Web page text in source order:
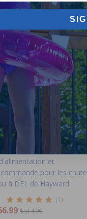
et
pour les
à DEL de Hayward
(1)
$314.99